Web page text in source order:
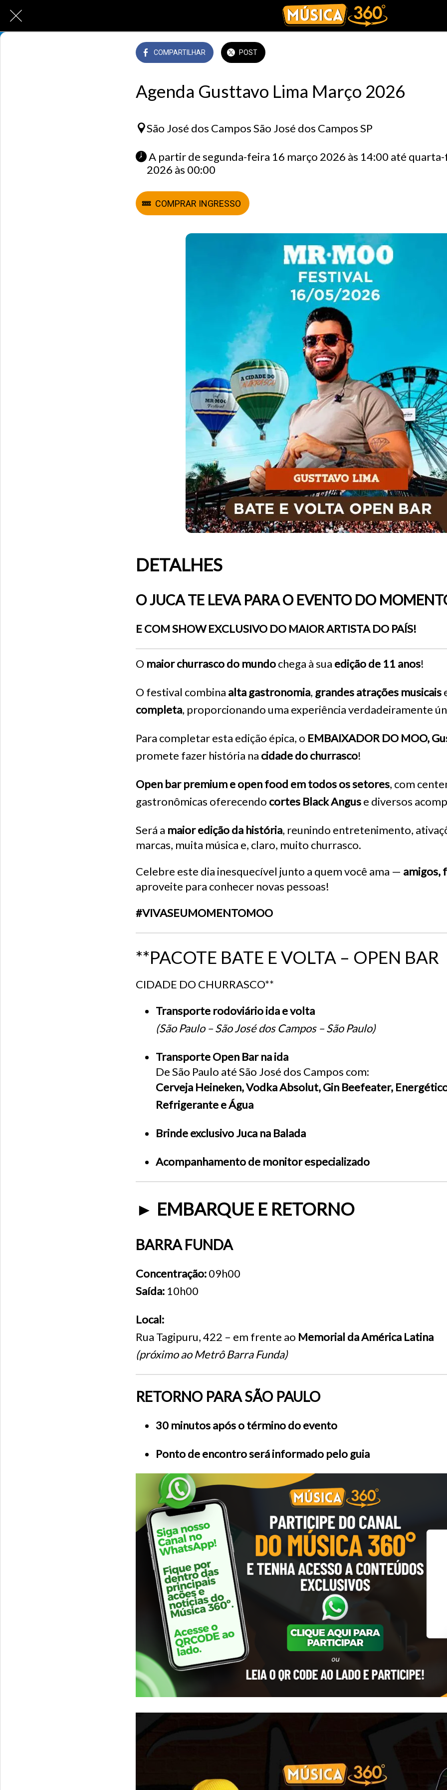
COMPARTILHAR POST
Agenda Gusttavo Lima Março 2026
São José dos Campos São José dos Campos SP
2026 às 00:00
COMPRAR INGRESSO
DETALHES
O JUCA TE LEVA PARA O EVENTO DO
E COM SHOW EXCLUSIVO DO MAIOR ARTISTA DO PAÍS!
O maior churrasco do mundochega à sua edição de 11 anos!
O festival combina alta gastronomia, grandes atrações musicais
completa, proporcionando uma experiência verdadeiramente
Para completar esta edição épica, o EMBAIXADOR DO MOO,
promete fazer história na cidade do churrasco!
Open bar premium e open food em todos os setores, com
gastronômicas oferecendo cortes Black Anguse diversos
Será a maior edição da história, reunindo entretenimento,
marcas, muita música e, claro, muito churrasco.
Celebre este dia inesquecível junto a quem você ama — amigos,
aproveite para conhecer novas pessoas!
#VIVASEUMOMENTOMOO
**PACOTE BATE E VOLTA – OPEN BAR
CIDADE DO CHURRASCO**
Transporte rodoviário ida e volta
(São Paulo – São José dos Campos – São Paulo)
Transporte Open Bar na ida
De São Paulo até São José dos Campos com:
Cerveja Heineken, Vodka Absolut, Gin Beefeater,
Refrigerante e Água
Brinde exclusivo Juca na Balada
Acompanhamento de monitor especializado
► EMBARQUE E RETORNO
BARRA FUNDA
Concentração:09h00
Saída: 10h00
Local:
Rua Tagipuru, 422 – em frente ao Memorial da América Latina
(próximo ao Metrô Barra Funda)
RETORNO PARA SÃO PAULO
30 minutos após o término do evento
Ponto de encontro será informado pelo guia